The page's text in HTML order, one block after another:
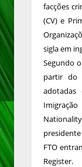
facções
(CV) e
sigla em
Segundo
partir do
FTO
Register.